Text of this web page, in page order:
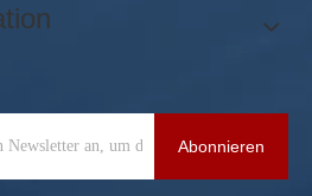
Abonnieren